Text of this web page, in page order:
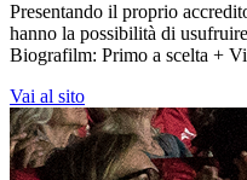
Presentando il proprio
hanno la possibilità di
Biografilm: Primo a scelta +
Vai al sito